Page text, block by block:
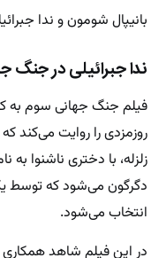
بانیپال شومون و ندا
ندا جبرائیلی در جنگ
فیلم جنگ جهانی سوم به
روزمزدی را روایت می‌کند
زلزله، با دختری ناشنوا به
دگرگون می‌شود که توسط
انتخاب می‌شود.
در این فیلم شاهد همکاری